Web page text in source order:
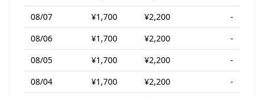
08/07
¥1,700 ¥2,200
-
08/06
¥1,700 ¥2,200
-
08/05
¥1,700 ¥2,200
-
08/04
¥1,700 ¥2,200
-